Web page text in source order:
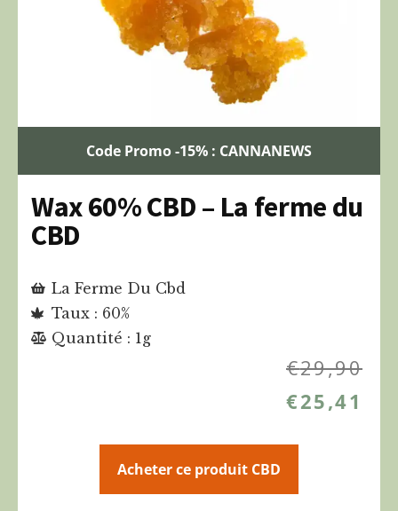
Code Promo -15% : CANNANEWS
Wax 60% CBD – La ferme du
CBD
La Ferme Du Cbd
Taux : 60%
Quantité : 1g
€29,90
€25,41
Acheter ce produit CBD